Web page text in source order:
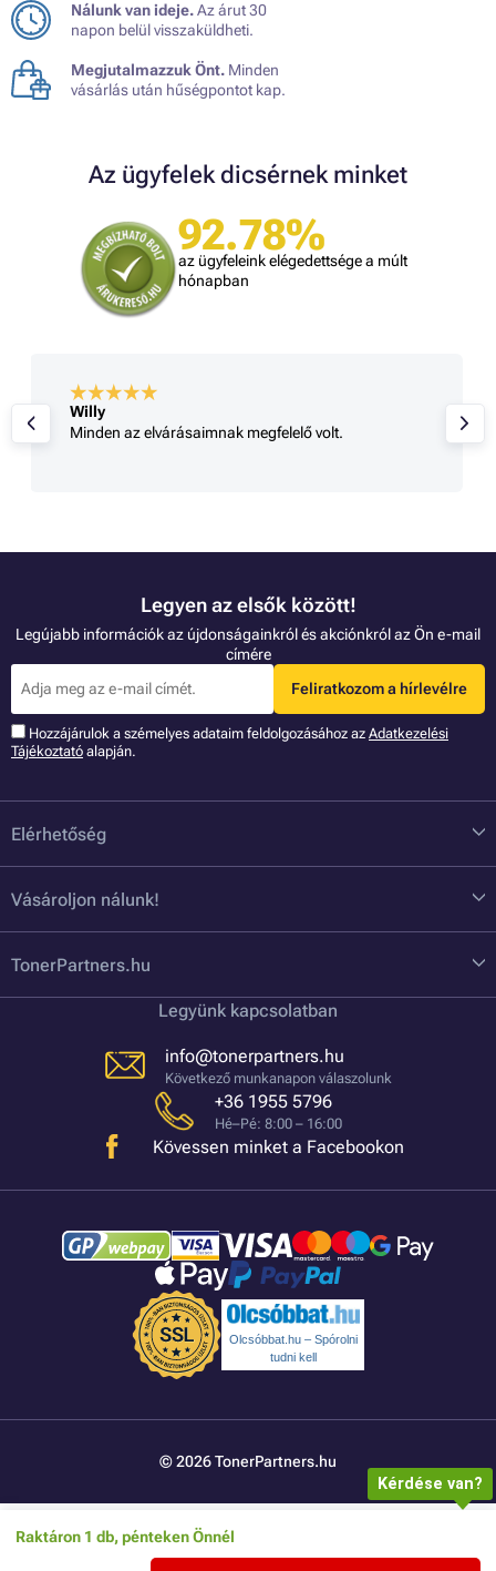
Raktáron 1 db, pénteken Önnél
Nálunk van ideje.Az árut 30
napon belül visszaküldheti.
Megjutalmazzuk Önt. Minden
vásárlás után hűségpontot kap.
Az ügyfelek dicsérnek minket
92.78%
az ügyfeleink elégedettsége a múlt
hónapban
Willy
Minden az elvárásaimnak megfelelő volt.
Legyen az elsők között!
Legújabb információk az újdonságainkról és akciónkról az Ön e-mail
címére
Feliratkozom a hírlevélre
Hozzájárulok a szémelyes adataim feldolgozásához az Adatkezelési
Tájékoztató alapján.
Elérhetőség
Vásároljon nálunk!
TonerPartners.hu
Legyünk kapcsolatban
info@tonerpartners.hu
Következő munkanapon válaszolunk
+36 1955 5796
Hé–Pé: 8:00 – 16:00
Kövessen minket a Facebookon
Olcsóbbat.hu – Spórolni
tudni kell
© 2026 TonerPartners.hu
Kérdése van?